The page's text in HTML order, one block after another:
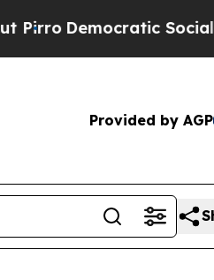
Socialists of
Provided by AGP